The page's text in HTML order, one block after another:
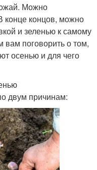
Можно
конце концов, можно
и зеленью к самому
вам поговорить о том,
осенью и для чего
двум причинам: